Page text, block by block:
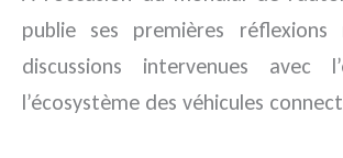
publie ses premières réflexions
discussions intervenues avec
l’écosystème des véhicules